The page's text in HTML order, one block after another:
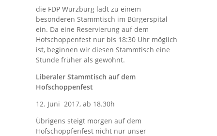
die FDP Würzburg lädt zu einem
besonderen Stammtisch im Bürgerspital
ein. Da eine Reservierung auf dem
Hofschoppenfest nur bis 18:30 Uhr möglich
ist, beginnen wir diesen Stammtisch eine
Stunde früher als gewohnt.
Liberaler Stammtisch auf dem
Hofschoppenfest
12. Juni 2017, ab 18.30h
Übrigens steigt morgen auf dem
Hofschoppfenfest nicht nur unser